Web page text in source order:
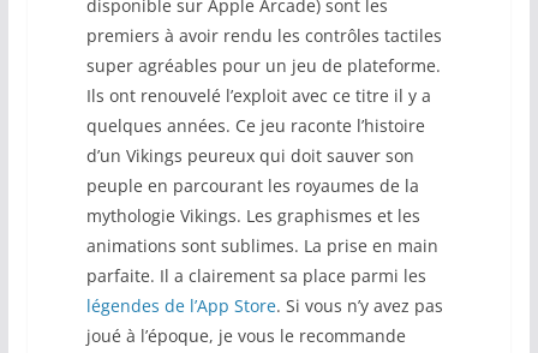
disponible sur Apple Arcade) sont les
premiers à avoir rendu les contrôles tactiles
super agréables pour un jeu de plateforme.
Ils ont renouvelé l’exploit avec ce titre il y a
quelques années. Ce jeu raconte l’histoire
d’un Vikings peureux qui doit sauver son
peuple en parcourant les royaumes de la
mythologie Vikings. Les graphismes et les
animations sont sublimes. La prise en main
parfaite. Il a clairement sa place parmi les
légendes de l’App Store. Si vous n’y avez pas
joué à l’époque, je vous le recommande